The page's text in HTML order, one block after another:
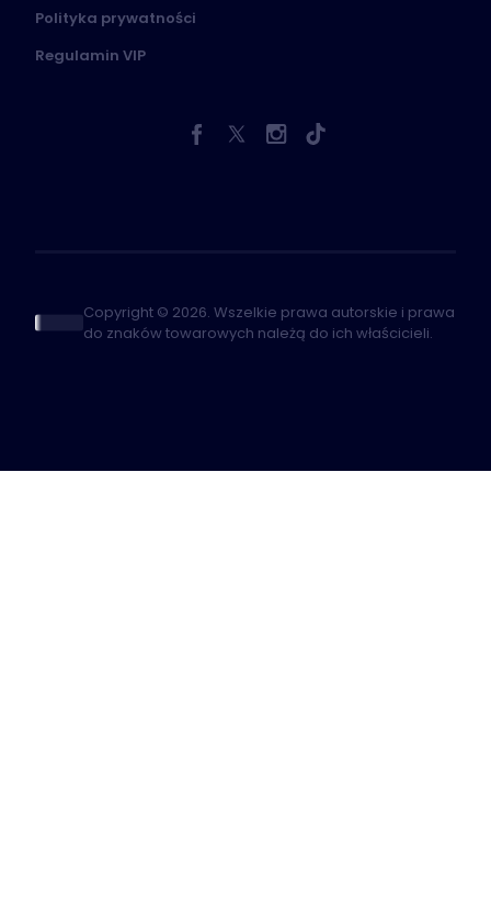
Polityka prywatności
Regulamin VIP
Copyright © 2026. Wszelkie prawa autorskie i prawa
do znaków towarowych należą do ich właścicieli.